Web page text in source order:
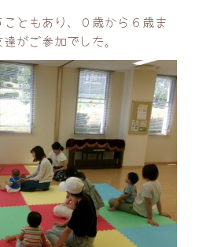
ともあり、０歳から６歳ま
がご参加でした。